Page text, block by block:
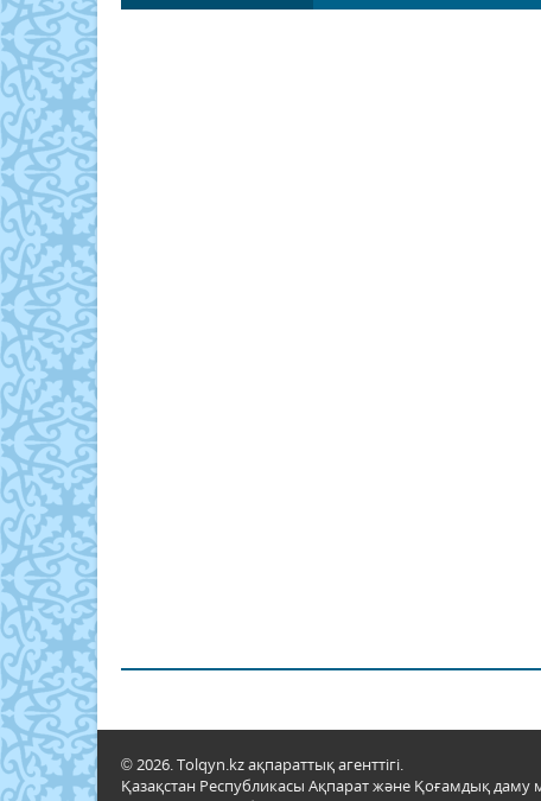
© 2026. Tolqyn.kz ақпараттық агенттігі.
Қазақстан Республикасы Ақпарат және Қоғамдық даму